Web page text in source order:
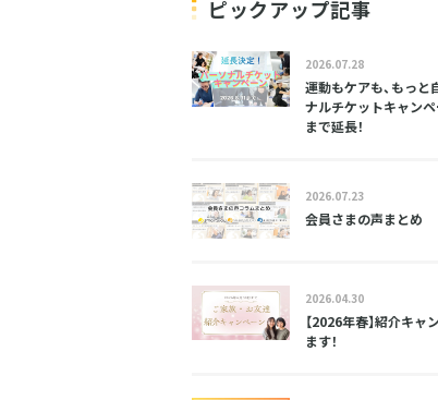
ピックアップ記事
2026.07.28
運動もケアも、もっと
ナルチケットキャン
まで延長！
2026.07.23
会員さまの声まとめ
2026.04.30
【2026年春】紹介キャ
ます！